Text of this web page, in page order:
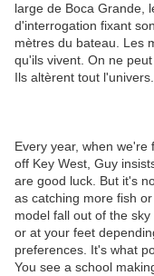
large de Boca Grande,
d'interrogation fixant
mètres du bateau. Les
qu'ils vivent. On ne
Ils altèrent tout l'univers.
Every year, when we're
off Key West, Guy
are good luck. But it's
as catching more fish
model fall out of the sky
or at your feet
preferences. It's what
You see a school